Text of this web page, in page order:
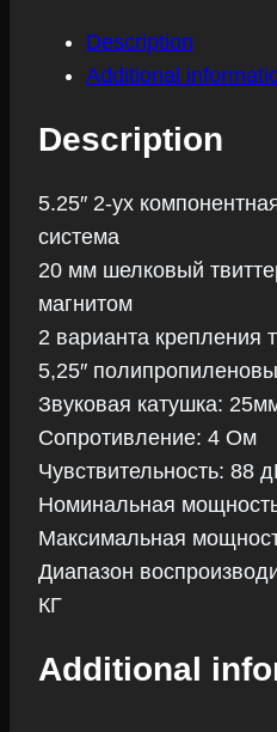
Description
Additional
Description
5.25″ 2-ух
система
20 мм шелковый
магнитом
2 варианта крепления
5,25″
Звуковая катушка:
Сопротивление: 4 Ом
Чувствительность: 88
Номинальная
Максимальная
Диапазон
КГ
Additional